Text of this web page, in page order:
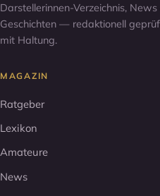
Darstellerinnen-Verzeichnis, News
Geschichten — redaktionell
mit Haltung.
MAGAZIN
Ratgeber
Lexikon
Amateure
News